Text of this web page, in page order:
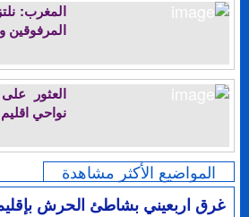
المغرب:
المرفوقين
العثور
نواحي
المواضيع الأكثر مشاهدة
غرق اربعيني بشاطئ الحرش